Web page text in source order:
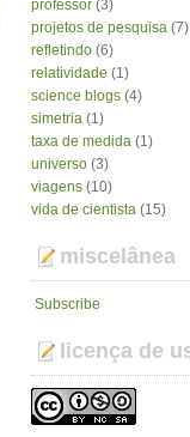
professor (3)
projetos de pesquisa (7)
refletindo (6)
relatividade (1)
science blogs (4)
simetria (1)
taxa de medida (1)
universo (3)
viagens (10)
vida de cientista (15)
miscelânea
Subscribe
licença de